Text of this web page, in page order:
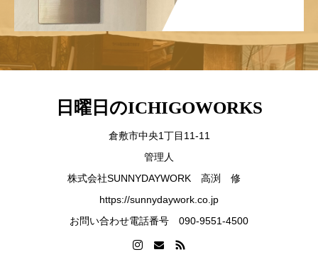
日曜日のICHIGOWORKS
倉敷市中央1丁目11-11
管理人
株式会社SUNNYDAYWORK 高渕 修
https://sunnydaywork.co.jp
お問い合わせ電話番号 090-9551-4500